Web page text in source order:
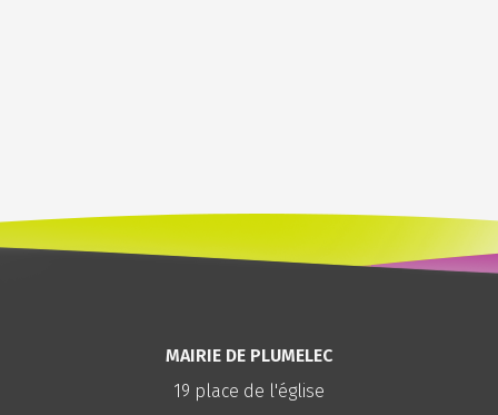
MAIRIE DE PLUMELEC
19 place de l'église